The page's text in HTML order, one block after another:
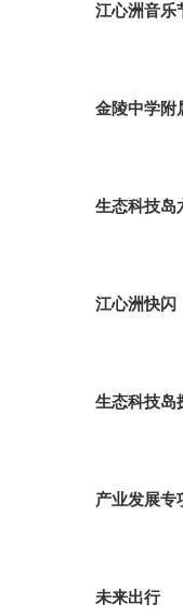
江心洲音乐
金陵中学附
生态科技岛
江心洲快闪
生态科技岛
产业发展专
未来出行